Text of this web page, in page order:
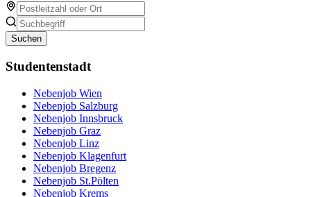
Suchen
Studentenstadt
Nebenjob Wien
Nebenjob Salzburg
Nebenjob Innsbruck
Nebenjob Graz
Nebenjob Linz
Nebenjob Klagenfurt
Nebenjob Bregenz
Nebenjob St.Pölten
Nebenjob Krems